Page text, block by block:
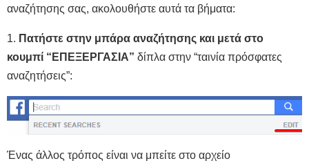
αναζήτησης σας, ακολουθήστε αυτά τα βήματα:
1. Πατήστε στην μπάρα αναζήτησης και μετά στο
κουμπί “ΕΠΕΞΕΡΓΑΣΙΑ” δίπλα στην “ταινία πρόσφατες
αναζητήσεις”:
Ένας άλλος τρόπος είναι να μπείτε στο αρχείο